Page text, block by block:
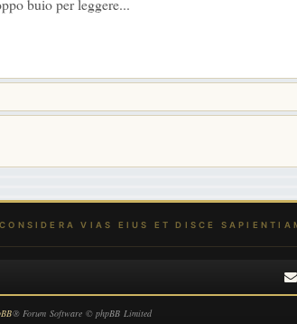
buio per leggere...
® Forum Software © phpBB Limited